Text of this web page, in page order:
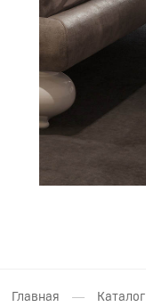
Главная — Каталог